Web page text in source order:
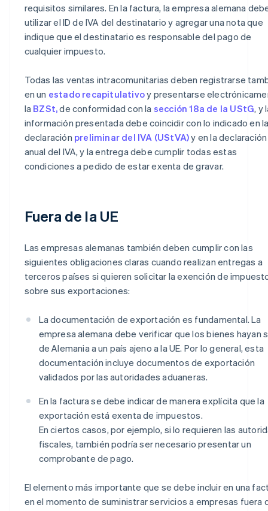
requisitos similares. En la factura, la empresa alemana
utilizar el ID de IVA del destinatario y agregar una nota que
indique que el destinatario es responsable del pago de
cualquier impuesto.
Todas las ventas intracomunitarias deben registrarse
en un estado recapitulativoy presentarse
la BZSt,de conformidad con la sección 18a de la UStG, y
información presentada debe coincidir con lo indicado en
declaración preliminar del IVA (UStVA)y en la declaración
anual del IVA, y la entrega debe cumplir todas estas
condiciones a pedido de estar exenta de gravar.
Fuera de la UE
Las empresas alemanas también deben cumplir con las
siguientes obligaciones claras cuando realizan entregas a
terceros países si quieren solicitar la exención de
sobre sus exportaciones:
La documentación de exportación es fundamental. La
empresa alemana debe verificar que los bienes hayan
de Alemania a un país ajeno a la UE. Por lo general, esta
documentación incluye documentos de exportación
validados por las autoridades aduaneras.
En la factura se debe indicar de manera explícita que la
exportación está exenta de impuestos.
En ciertos casos, por ejemplo, si lo requieren las
fiscales, también podría ser necesario presentar un
comprobante de pago.
El elemento más importante que se debe incluir en una
en el momento de suministrar servicios a empresas fuera